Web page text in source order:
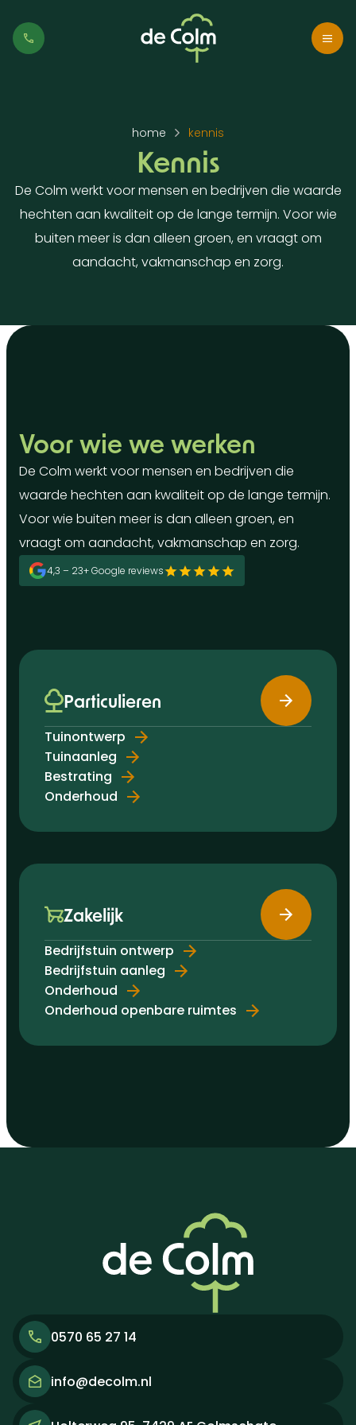
home kennis
Kennis
De Colm werkt voor mensen en bedrijven die waarde
hechten aan kwaliteit op de lange termijn. Voor wie
buiten meer is dan alleen groen, en vraagt om
aandacht, vakmanschap en zorg.
Voor wie we werken
De Colm werkt voor mensen en bedrijven die
waarde hechten aan kwaliteit op de lange termijn.
Voor wie buiten meer is dan alleen groen, en
vraagt om aandacht, vakmanschap en zorg.
4,3 – 23+ Google reviews
Particulieren
Tuinontwerp
Tuinaanleg
Bestrating
Onderhoud
Zakelijk
Bedrijfstuin ontwerp
Bedrijfstuin aanleg
Onderhoud
Onderhoud openbare ruimtes
0570 65 27 14
info@decolm.nl